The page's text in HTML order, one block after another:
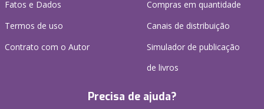
Fatos e Dados
Termos de uso
Contrato com o Autor
Compras em quantidade
Canais de distribuição
Simulador de publicação
de livros
Precisa de ajuda?